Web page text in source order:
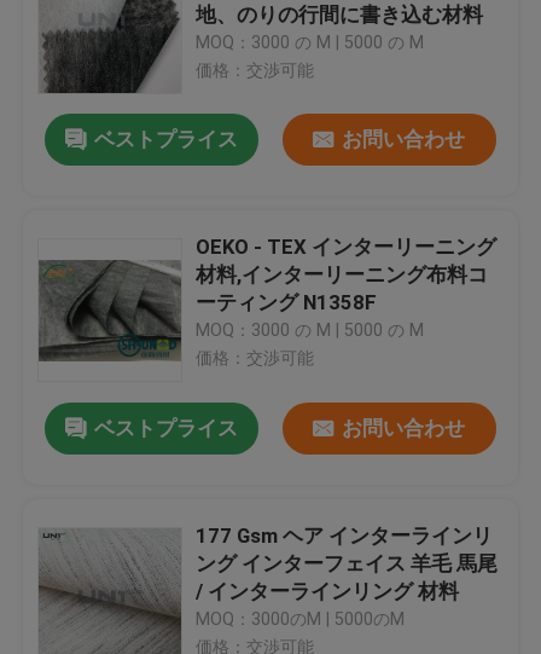
地、のりの行間に書き込む材料
MOQ：3000 の M | 5000 の M
価格：交渉可能
ベストプライス お問い合わせ
OEKO - TEX インターリーニング
材料,インターリーニング布料コ
ーティング N1358F
MOQ：3000 の M | 5000 の M
価格：交渉可能
ベストプライス お問い合わせ
177 Gsm ヘア インターラインリ
ング インターフェイス 羊毛 馬尾
/ インターラインリング 材料
MOQ：3000のM | 5000のM
価格：交渉可能